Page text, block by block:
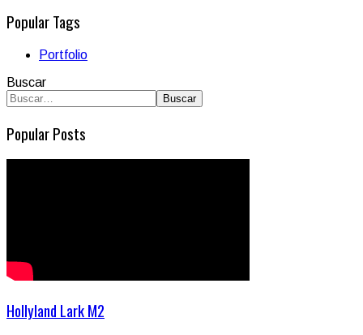
Popular Tags
Portfolio
Buscar
Buscar
Popular Posts
Hollyland Lark M2